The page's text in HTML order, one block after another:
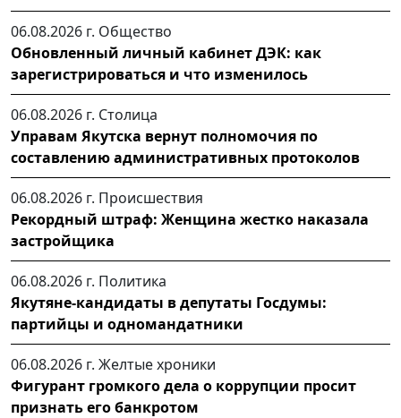
06.08.2026 г. Общество
Обновленный личный кабинет ДЭК: как
зарегистрироваться и что изменилось
06.08.2026 г. Столица
Управам Якутска вернут полномочия по
составлению административных протоколов
06.08.2026 г. Происшествия
Рекордный штраф: Женщина жестко наказала
застройщика
06.08.2026 г. Политика
Якутяне-кандидаты в депутаты Госдумы:
партийцы и одномандатники
06.08.2026 г. Желтые хроники
Фигурант громкого дела о коррупции просит
признать его банкротом